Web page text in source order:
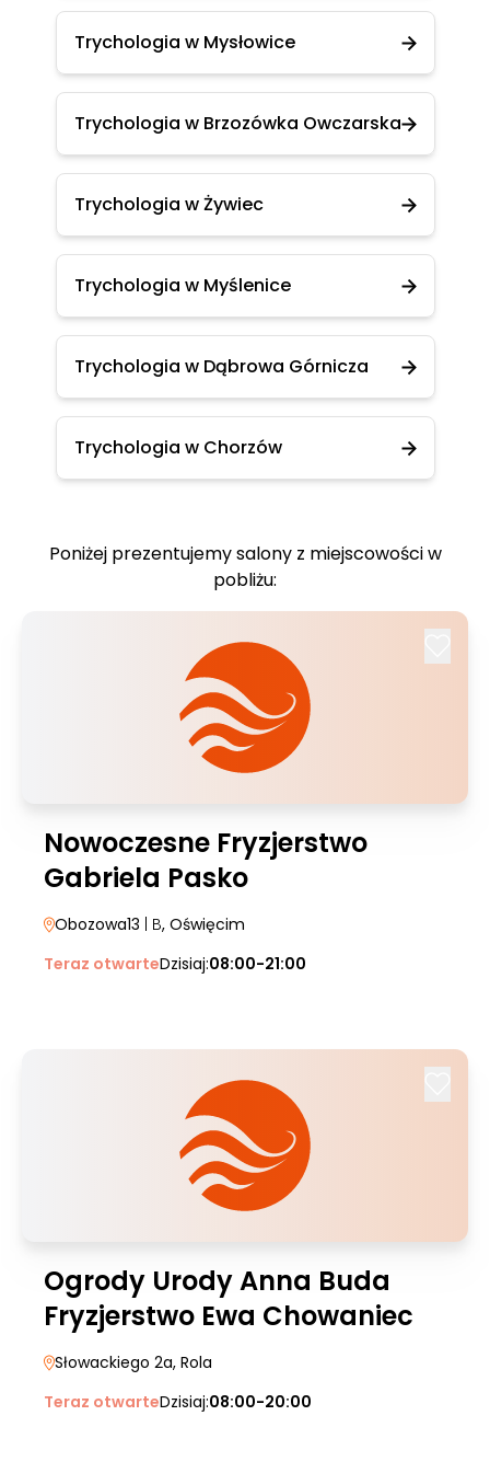
Trychologia w Mysłowice
Trychologia w Brzozówka Owczarska
Trychologia w Żywiec
Trychologia w Myślenice
Trychologia w Dąbrowa Górnicza
Trychologia w Chorzów
Poniżej prezentujemy salony z miejscowości w
pobliżu:
Nowoczesne Fryzjerstwo
Gabriela Pasko
Obozowa13 | B, Oświęcim
Teraz otwarteDzisiaj:08:00-21:00
Ogrody Urody Anna Buda
Fryzjerstwo Ewa Chowaniec
Słowackiego 2a, Rola
Teraz otwarteDzisiaj:08:00-20:00